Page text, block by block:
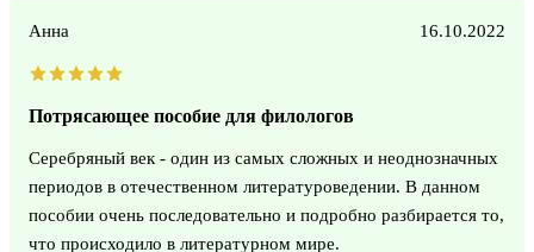
Анна 16.10.2022
Потрясающее пособие для филологов
Серебряный век - один из самых сложных и неоднозначных
периодов в отечественном литературоведении. В данном
пособии очень последовательно и подробно разбирается то,
что происходило в литературном мире.